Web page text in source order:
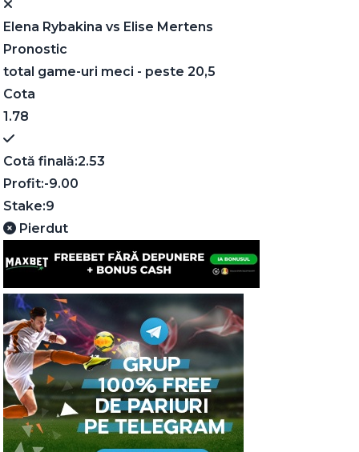
Elena Rybakina vs Elise Mertens
Pronostic
total game-uri meci - peste 20,5
Cota
1.78
Cotă finală:2.53
Profit:-9.00
Stake:9
Pierdut